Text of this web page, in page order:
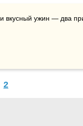
и вкусный ужин — два
2